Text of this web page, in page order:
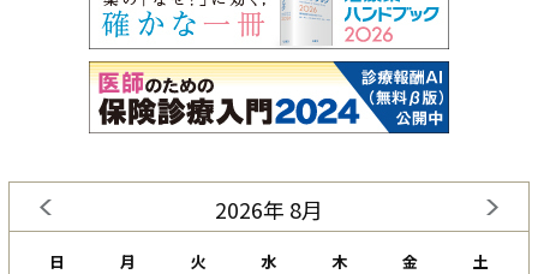
2026年 8月
日 月 火 水 木 金 土